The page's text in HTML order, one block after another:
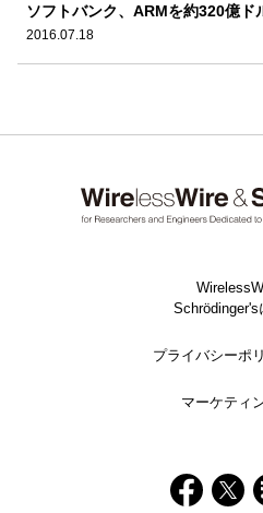
ソフトバンク、ARMを約320億ド
2016.07.18
Schrödinger's
プライバシーポ
マーケティ